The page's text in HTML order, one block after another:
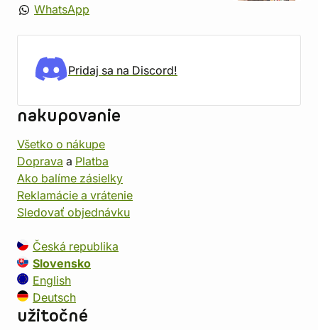
WhatsApp
Pridaj sa na Discord!
nakupovanie
Všetko o nákupe
Doprava a Platba
Ako balíme zásielky
Reklamácie a vrátenie
Sledovať objednávku
Česká republika
Slovensko
English
Deutsch
užitočné